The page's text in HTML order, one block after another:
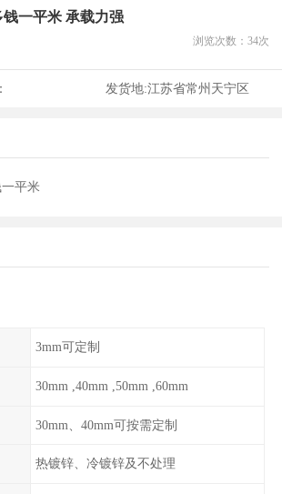
一平米 承载力强
浏览次数： 34次
发货地:江苏省常州天宁区
平米
3mm可定制
30mm ,40mm ,50mm ,60mm
30mm、40mm可按需定制
热镀锌、冷镀锌及不处理